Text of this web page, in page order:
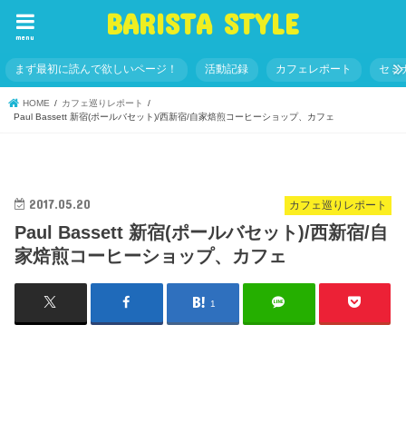
BARISTA STYLE
menu
まず最初に読んで欲しいページ！ 活動記録 カフェレポート セミ
HOME
カフェ巡りレポート
Paul Bassett 新宿(ポールバセット)/西新宿/自家焙煎コーヒーショップ、カフェ
カフェ巡りレポート
2017.05.20
Paul Bassett 新宿(ポールバセット)/西新宿/自
家焙煎コーヒーショップ、カフェ
1